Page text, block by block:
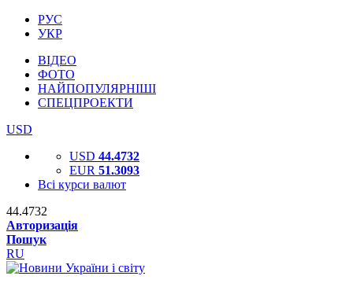
РУС
УКР
ВІДЕО
ФОТО
НАЙПОПУЛЯРНІШІ
СПЕЦПРОЕКТИ
USD
USD 44.4732
EUR 51.3093
Всі курси валют
44.4732
Авторизація
Пошук
RU